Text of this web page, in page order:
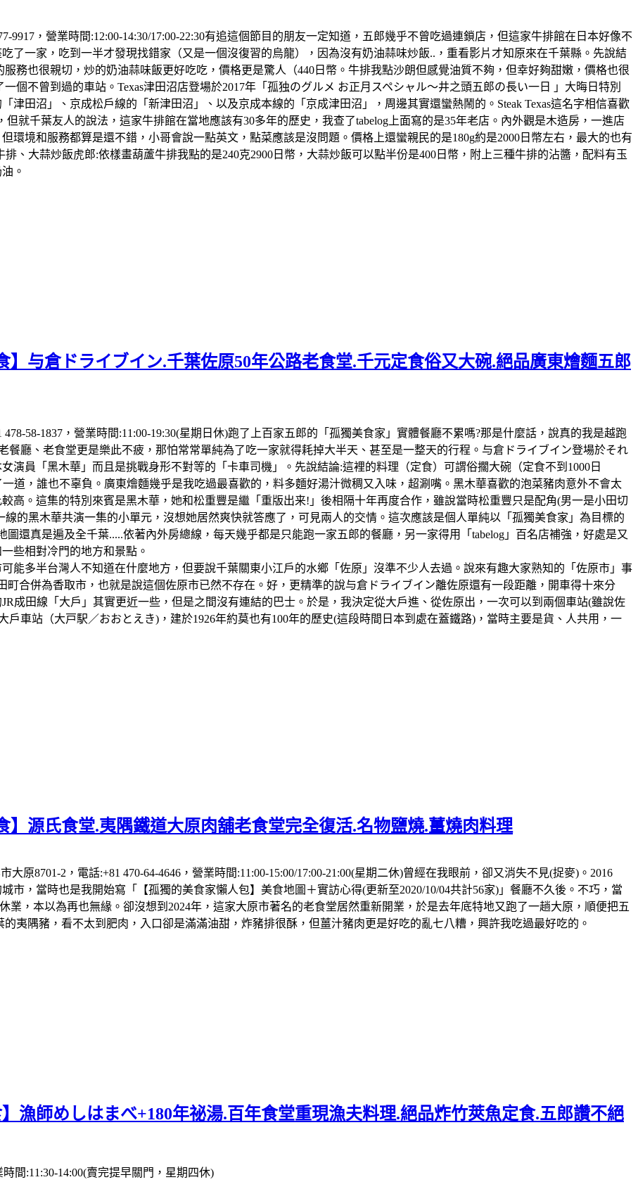
9917，營業時間:12:00-14:30/17:00-22:30有追這個節目的朋友一定知道，五郎幾乎不曾吃過連鎖店，但這家牛排館在日本好像不
了一家，吃到一半才發現找錯家（又是一個沒復習的烏龍），因為沒有奶油蒜味炒飯..，重看影片才知原來在千葉縣。先說結
務也很親切，炒的奶油蒜味飯更好吃吃，價格更是驚人（440日幣。牛排我點沙朗但感覺油質不夠，但幸好夠甜嫩，價格也很
個不曾到過的車站。Texas津田沼店登場於2017年「孤独のグルメ お正月スペシャル～井之頭五郎の長い一日 」大晦日特別
津田沼」、京成松戶線的「新津田沼」、以及京成本線的「京成津田沼」，周邊其實還蠻熱鬧的。Steak Texas這名字相信喜歡
就千葉友人的說法，這家牛排館在當地應該有30多年的歷史，我查了tabelog上面寫的是35年老店。內外觀是木造房，一進店
環境和服務都算是還不錯，小哥會說一點英文，點菜應該是沒問題。價格上還蠻親民的是180g約是2000日幣左右，最大的也有
、大蒜炒飯虎郎:依樣畫葫蘆牛排我點的是240克2900日幣，大蒜炒飯可以點半份是400日幣，附上三種牛排的沾醬，配料有玉
。
】与倉ドライブイン.千葉佐原50年公路老食堂.千元定食俗又大碗.絕品廣東燴麵五郎
58-1837，營業時間:11:00-19:30(星期日休)跑了上百家五郎的「孤獨美食家」實體餐廳不累嗎?那是什麼話，說真的我是越跑
廳、老食堂更是樂此不疲，那怕常常單純為了吃一家就得耗掉大半天、甚至是一整天的行程。与倉ドライブイン登場於それ
演員「黑木華」而且是挑戰身形不對等的「卡車司機」。先說結論:這裡的料理（定食）可謂俗擱大碗（定食不到1000日
道，誰也不辜負。廣東燴麵幾乎是我吃過最喜歡的，料多麵好湯汁微稠又入味，超涮嘴。黑木華喜歡的泡菜豬肉意外不會太
高。這集的特別來賓是黑木華，她和松重豐是繼「重版出来!」後相隔十年再度合作，雖說當時松重豐只是配角(男一是小田切
的黑木華共演一集的小單元，沒想她居然爽快就答應了，可見兩人的交情。這次應該是個人單純以「孤獨美食家」為目標的
還真是遍及全千葉.....依著內外房總線，每天幾乎都是只能跑一家五郎的餐廳，另一家得用「tabelog」百名店補強，好處是又
些相對冷門的地方和景點。
能多半台灣人不知道在什麼地方，但要說千葉關東小江戶的水鄉「佐原」沒準不少人去過。說來有趣大家熟知的「佐原市」事
町合併為香取市，也就是說這個佐原市已然不存在。好，更精準的說与倉ドライブイン離佐原還有一段距離，開車得十來分
成田線「大戶」其實更近一些，但是之間沒有連結的巴士。於是，我決定從大戶進、從佐原出，一次可以到兩個車站(雖說佐
戶車站（大戸駅／おおとえき)，建於1926年約莫也有100年的歷史(這段時間日本到處在蓋鐵路)，當時主要是貨、人共用，一
】源氏食堂.夷隅鐵道大原肉舖老食堂完全復活.名物鹽燒.薑燒肉料理
原8701-2，電話:+81 470-64-4646，營業時間:11:00-15:00/17:00-21:00(星期二休)曾經在我眼前，卻又消失不見(捉麥)。2016
市，當時也是我開始寫「【孤獨的美食家懶人包】美食地圖＋實訪心得(更新至2020/10/04共計56家)」餐廳不久後。不巧，當
業，本以為再也無緣。卻沒想到2024年，這家大原市著名的老食堂居然重新開業，於是去年底特地又跑了一趟大原，順便把五
夷隅豬，看不太到肥肉，入口卻是滿滿油甜，炸豬排很酥，但薑汁豬肉更是好吃的亂七八糟，興許我吃過最好吃的。
漁師めしはまべ+180年祕湯.百年食堂重現漁夫料理.絕品炸竹莢魚定食.五郎讚不絕
間:11:30-14:00(賣完提早關門，星期四休)